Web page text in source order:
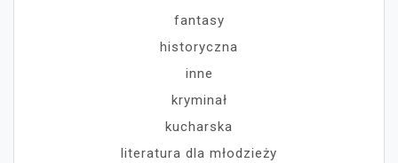
fantasy
historyczna
inne
kryminał
kucharska
literatura dla młodzieży